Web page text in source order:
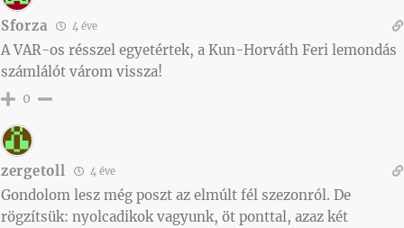
Sforza 4 éve
A VAR-os résszel egyetértek, a Kun-Horváth Feri lemondás
számlálót várom vissza!
0
zergetoll 4 éve
Gondolom lesz még poszt az elmúlt fél szezonról. De
rögzítsük: nyolcadikok vagyunk, öt ponttal, azaz két